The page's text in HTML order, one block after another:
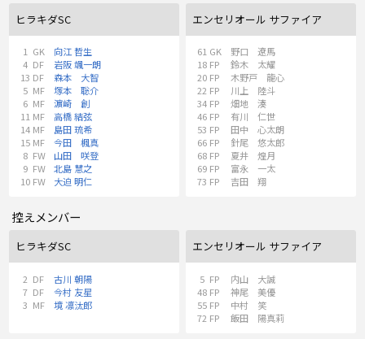
ヒラキダSC
1 GK
向江 哲生
4 DF
岩阪 颯一朗
13 DF
森本 大智
5 MF
塚本 聡介
6 MF
濵崎 創
11 MF
高橋 結弦
14 MF
島田 琉希
15 MF
今田 楓真
8 FW
山田 咲登
9 FW
北島 慧之
10 FW 大迫 明仁
エンセリオール サファイア
61 GK
野口 遼馬
18 FP
鈴木 太耀
20 FP
木野戸 龍心
22 FP
川上 陸斗
34 FP
畑地 湊
46 FP
有川 仁世
53 FP
田中 心太朗
66 FP
針尾 悠太郎
68 FP
夏井 煌月
69 FP
富永 一太
73 FP 吉田 翔
控えメンバー
ヒラキダSC
2 DF
古川 朝陽
7 DF
今村 友星
3 MF 境 凛汰郎
エンセリオール サファイア
5 FP
内山 大誠
48 FP
神尾 美優
55 FP
中村 笑
72 FP 飯田 陽真莉